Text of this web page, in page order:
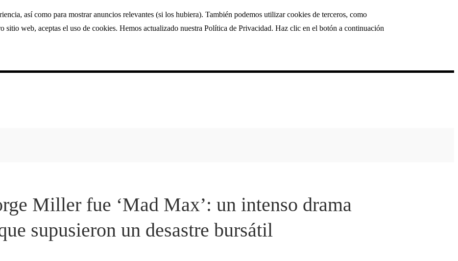
así como para mostrar anuncios relevantes (si los hubiera). También podemos utilizar cookies de terceros, como
web, aceptas el uso de cookies. Hemos actualizado nuestra Política de Privacidad. Haz clic en el botón a continuación
Miller fue ‘Mad Max’: un intenso drama
supusieron un desastre bursátil